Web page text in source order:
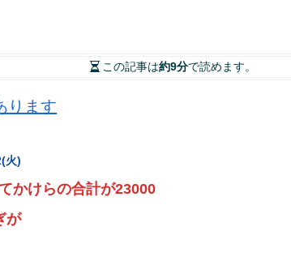
この記事は約9分で読めます。
ります
火)
かけらの合計が23000
が